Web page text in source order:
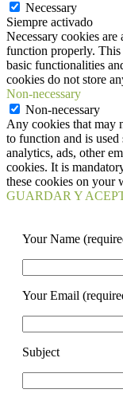
Necessary
Siempre activado
Necessary cookies
function properly. This
basic functionalities
cookies do not store
Non-necessary
Non-necessary
Any cookies that may
to function and is
analytics, ads, other
cookies. It is
these cookies on your
GUARDAR Y
Your Name
Your Email
Subject